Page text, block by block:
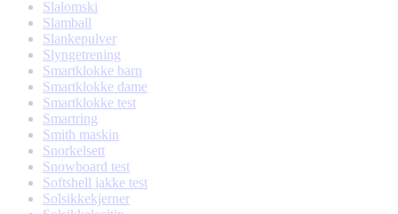
Slalomski
Slamball
Slankepulver
Slyngetrening
Smartklokke barn
Smartklokke dame
Smartklokke test
Smartring
Smith maskin
Snorkelsett
Snowboard test
Softshell jakke test
Solsikkekjerner